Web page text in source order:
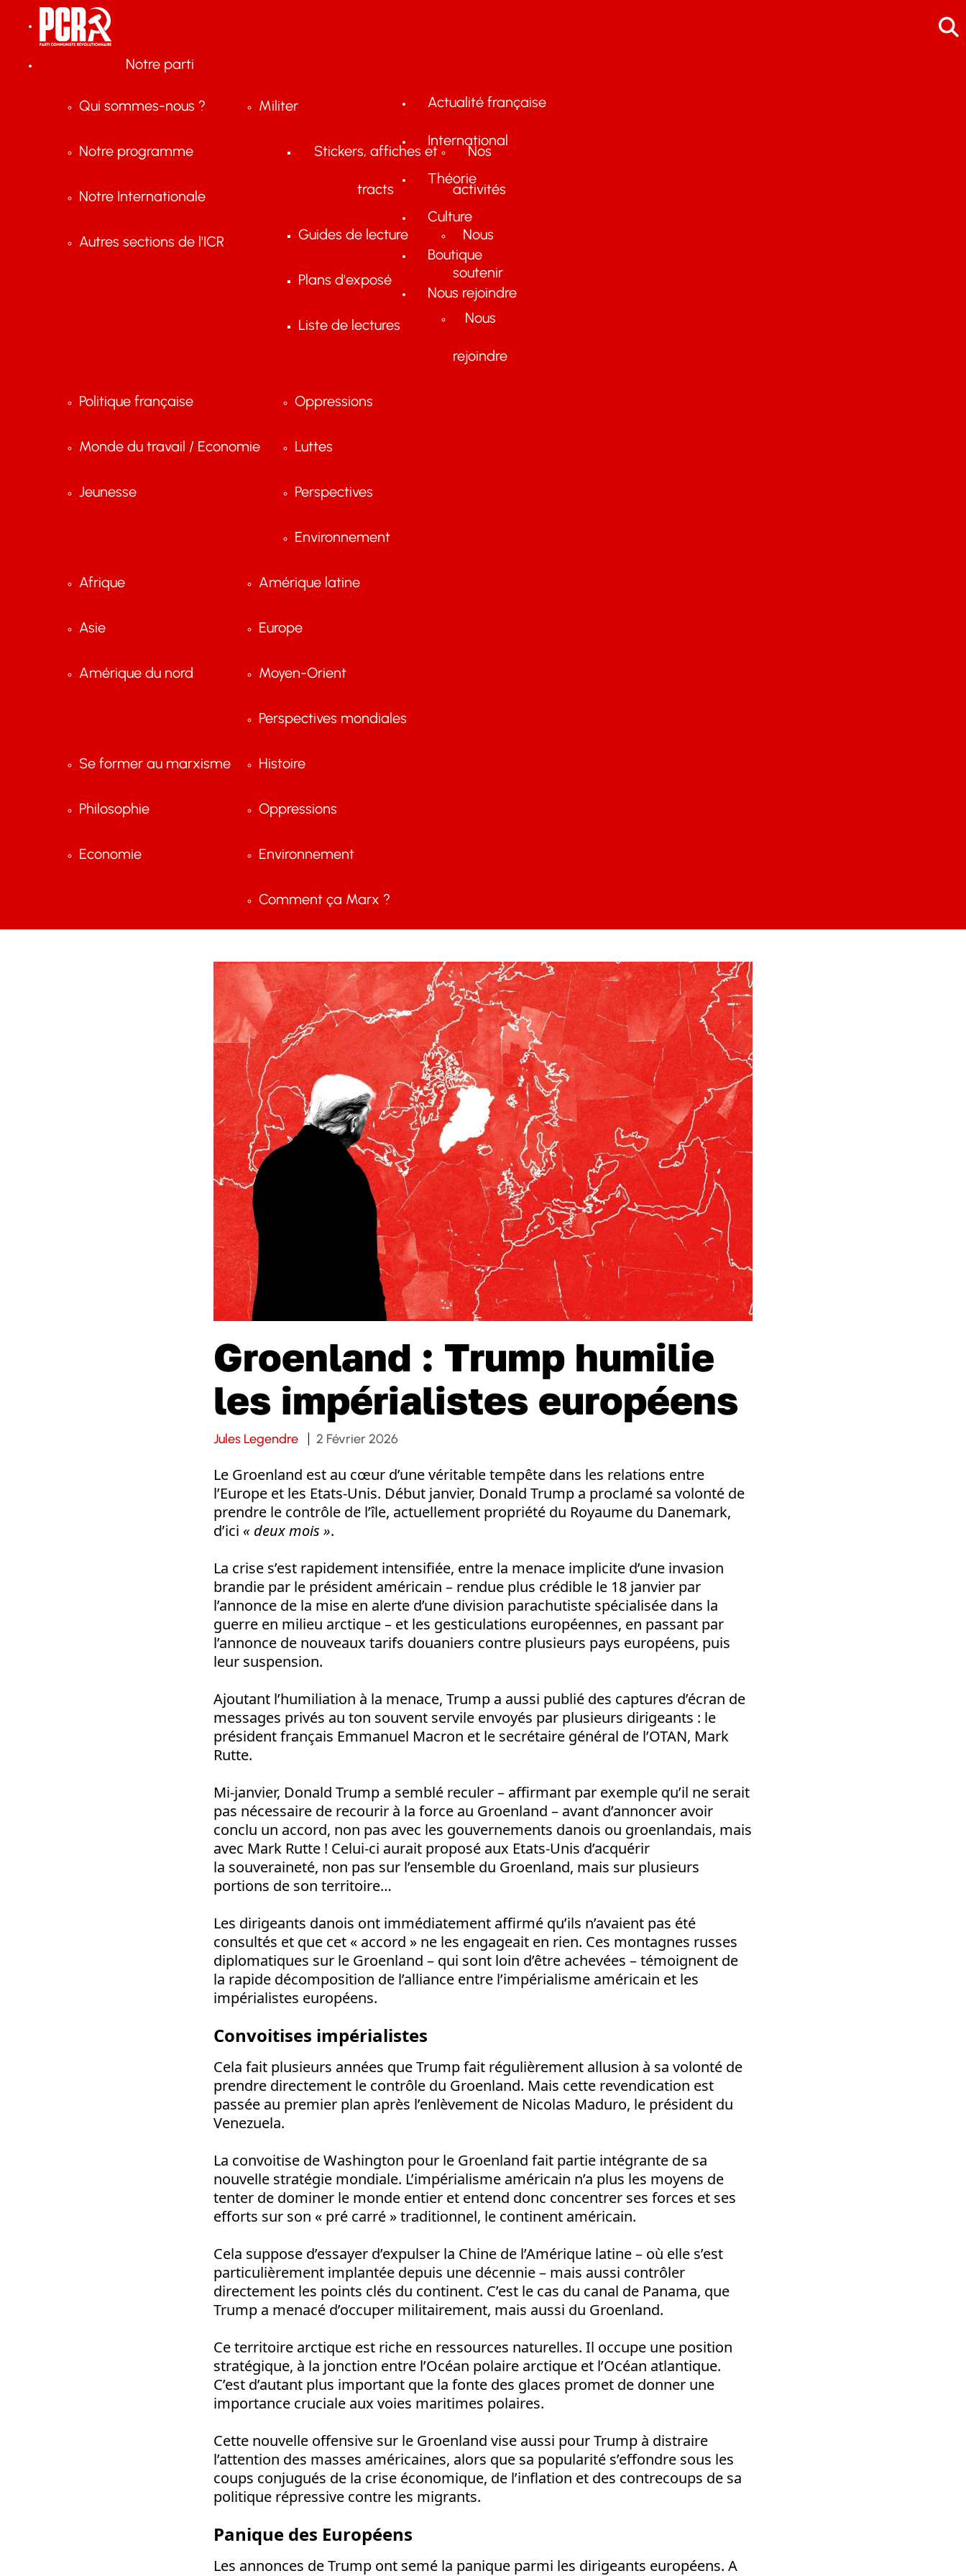
Notre parti
Qui sommes-nous ?
Notre programme
Notre Internationale
Autres sections de l'ICR
Militer
Stickers, affiches et
tracts
Guides de lecture
Plans d'exposé
Liste de lectures
Nos
activités
Nous
soutenir
Nous
rejoindre
Actualité française
Politique française
Monde du travail / Economie
Jeunesse
Oppressions
Luttes
Perspectives
Environnement
International
Afrique
Asie
Amérique du nord
Amérique latine
Europe
Moyen-Orient
Perspectives mondiales
Théorie
Se former au marxisme
Philosophie
Economie
Histoire
Oppressions
Environnement
Comment ça Marx ?
Culture
Boutique
Nous rejoindre
Groenland : Trump humilie
les impérialistes européens
Jules Legendre 2 Février 2026
Le Groenland est au cœur d’une véritable tempête dans les relations entre
l’Europe et les Etats-Unis. Début janvier, Donald Trump a proclamé sa volonté de
prendre le contrôle de l’île, actuellement propriété du Royaume du Danemark,
d’ici « deux mois ».
La crise s’est rapidement intensifiée, entre la menace implicite d’une invasion
brandie par le président américain – rendue plus crédible le 18 janvier par
l’annonce de la mise en alerte d’une division parachutiste spécialisée dans la
guerre en milieu arctique – et les gesticulations européennes, en passant par
l’annonce de nouveaux tarifs douaniers contre plusieurs pays européens, puis
leur suspension.
Ajoutant l’humiliation à la menace, Trump a aussi publié des captures d’écran de
messages privés au ton souvent servile envoyés par plusieurs dirigeants : le
président français Emmanuel Macron et le secrétaire général de l’OTAN, Mark
Rutte.
Mi-janvier, Donald Trump a semblé reculer – affirmant par exemple qu’il ne serait
pas nécessaire de recourir à la force au Groenland – avant d’annoncer avoir
conclu un accord, non pas avec les gouvernements danois ou groenlandais, mais
avec Mark Rutte ! Celui-ci aurait proposé aux Etats-Unis d’acquérir
la souveraineté, non pas sur l’ensemble du Groenland, mais sur plusieurs
portions de son territoire…
Les dirigeants danois ont immédiatement affirmé qu’ils n’avaient pas été
consultés et que cet « accord » ne les engageait en rien. Ces montagnes russes
diplomatiques sur le Groenland – qui sont loin d’être achevées – témoignent de
la rapide décomposition de l’alliance entre l’impérialisme américain et les
impérialistes européens.
Convoitises impérialistes
Cela fait plusieurs années que Trump fait régulièrement allusion à sa volonté de
prendre directement le contrôle du Groenland. Mais cette revendication est
passée au premier plan après l’enlèvement de Nicolas Maduro, le président du
Venezuela.
La convoitise de Washington pour le Groenland fait partie intégrante de sa
nouvelle stratégie mondiale. L’impérialisme américain n’a plus les moyens de
tenter de dominer le monde entier et entend donc concentrer ses forces et ses
efforts sur son « pré carré » traditionnel, le continent américain.
Cela suppose d’essayer d’expulser la Chine de l’Amérique latine – où elle s’est
particulièrement implantée depuis une décennie – mais aussi contrôler
directement les points clés du continent. C’est le cas du canal de Panama, que
Trump a menacé d’occuper militairement, mais aussi du Groenland.
Ce territoire arctique est riche en ressources naturelles. Il occupe une position
stratégique, à la jonction entre l’Océan polaire arctique et l’Océan atlantique.
C’est d’autant plus important que la fonte des glaces promet de donner une
importance cruciale aux voies maritimes polaires.
Cette nouvelle offensive sur le Groenland vise aussi pour Trump à distraire
l’attention des masses américaines, alors que sa popularité s’effondre sous les
coups conjugués de la crise économique, de l’inflation et des contrecoups de sa
politique répressive contre les migrants.
Panique des Européens
Les annonces de Trump ont semé la panique parmi les dirigeants européens. A